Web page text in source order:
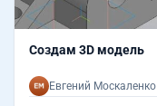
Создам 3D модель
Евгений Москаленко